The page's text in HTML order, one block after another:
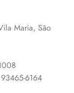
Maria, São
6164